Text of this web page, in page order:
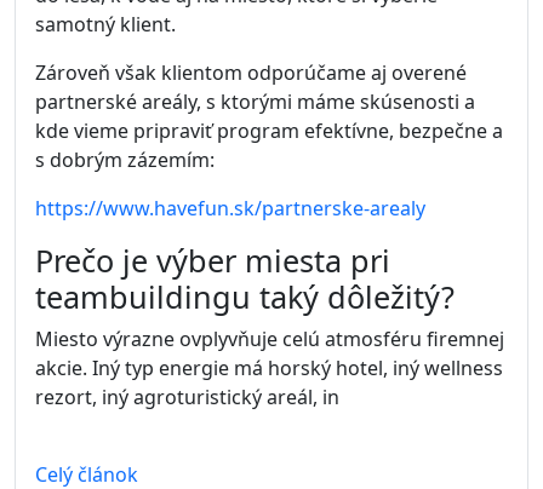
samotný klient.
Zároveň však klientom odporúčame aj overené
partnerské areály, s ktorými máme skúsenosti a
kde vieme pripraviť program efektívne, bezpečne a
s dobrým zázemím:
https://www.havefun.sk/partnerske-arealy
Prečo je výber miesta pri
teambuildingu taký dôležitý?
Miesto výrazne ovplyvňuje celú atmosféru firemnej
akcie. Iný typ energie má horský hotel, iný wellness
rezort, iný agroturistický areál, in
Celý článok